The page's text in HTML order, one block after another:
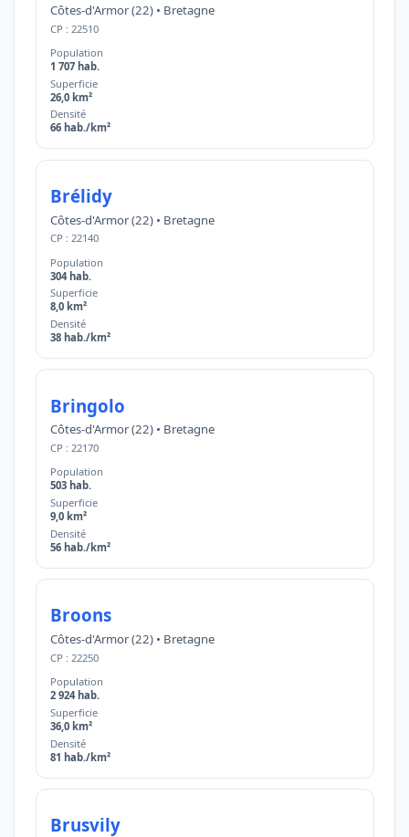
Côtes-d'Armor (22) • Bretagne
CP : 22510
Population
1 707 hab.
Superficie
26,0 km²
Densité
66 hab./km²
Brélidy
Côtes-d'Armor (22) • Bretagne
CP : 22140
Population
304 hab.
Superficie
8,0 km²
Densité
38 hab./km²
Bringolo
Côtes-d'Armor (22) • Bretagne
CP : 22170
Population
503 hab.
Superficie
9,0 km²
Densité
56 hab./km²
Broons
Côtes-d'Armor (22) • Bretagne
CP : 22250
Population
2 924 hab.
Superficie
36,0 km²
Densité
81 hab./km²
Brusvily